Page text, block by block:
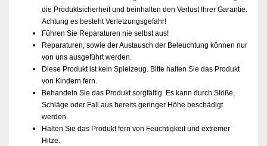
die Produktsicherheit und beinhalten den Verlust Ihrer Garantie.
Achtung es besteht Verletzungsgefahr!
Führen Sie Reparaturen nie selbst aus!
Reparaturen, sowie der Austausch der Beleuchtung können nur
von uns ausgeführt werden.
Diese Produkt ist kein Spielzeug. Bitte halten Sie das Produkt
von Kindern fern.
Behandeln Sie das Produkt sorgfältig. Es kann durch Stöße,
Schläge oder Fall aus bereits geringer Höhe beschädigt
werden.
Halten Sie das Produkt fern von Feuchtigkeit und extremer
Hitze.